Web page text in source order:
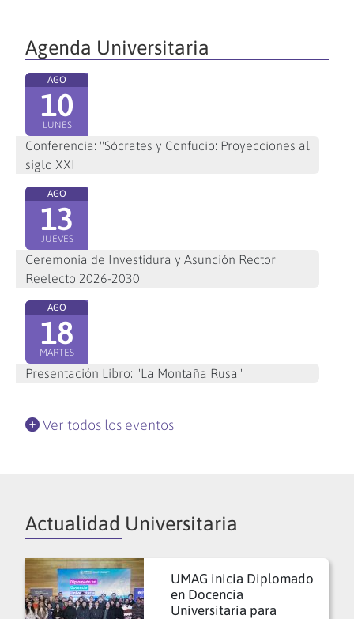
Agenda Universitaria
AGO
10
LUNES
Conferencia: "Sócrates y Confucio: Proyecciones al
siglo XXI
AGO
13
JUEVES
Ceremonia de Investidura y Asunción Rector
Reelecto 2026-2030
AGO
18
MARTES
Presentación Libro: "La Montaña Rusa"
Ver todos los eventos
Actualidad Universitaria
UMAG inicia Diplomado
en Docencia
Universitaria para